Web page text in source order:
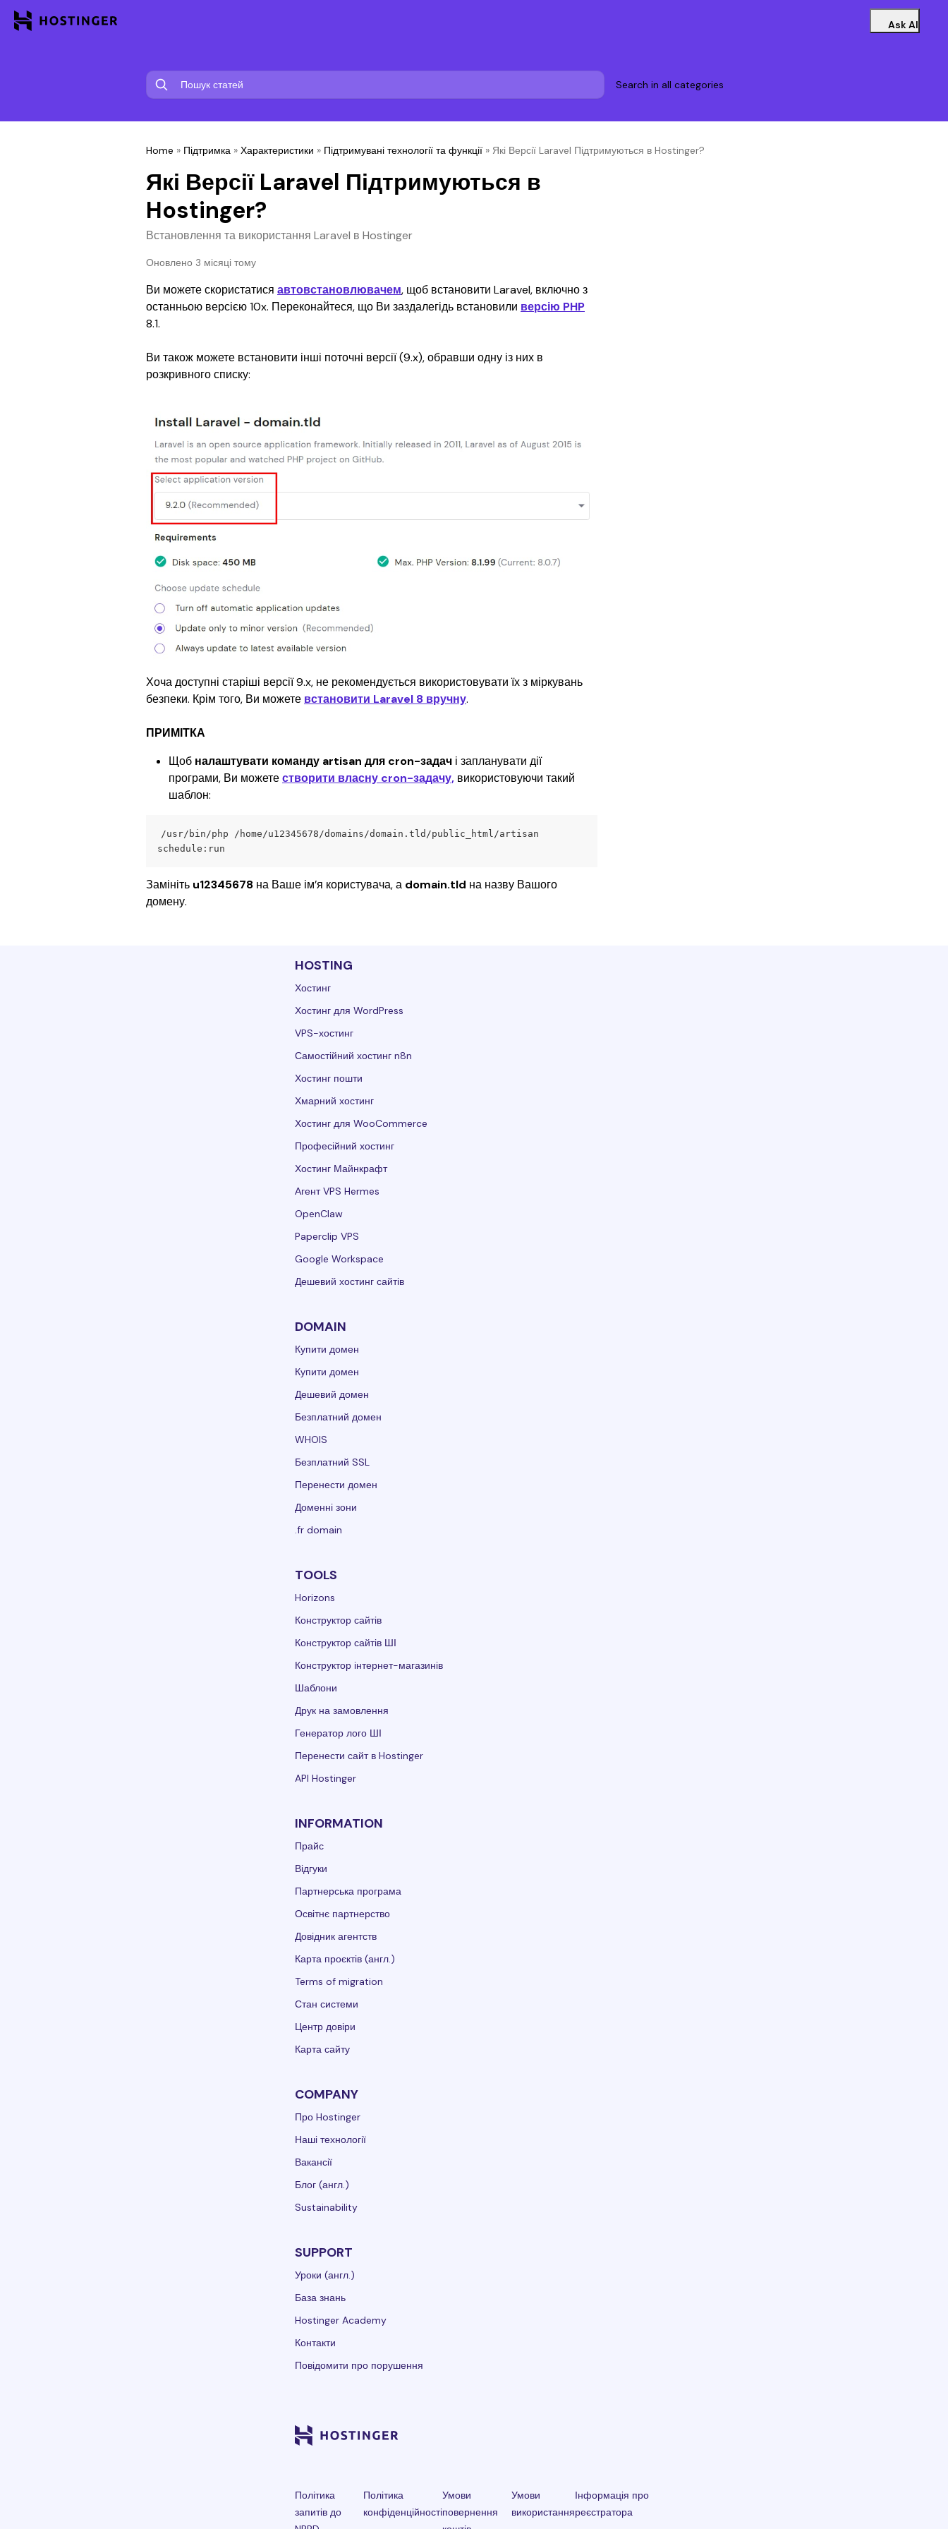
Ask AI
Search in all categories
Home » Підтримка » Характеристики » Підтримувані технології та функції » Які Версії Laravel Підтримуються в Hostinger?
Які Версії Laravel Підтримуються в
Hostinger?
Встановлення та використання Laravel в Hostinger
Оновлено 3 місяці тому
Ви можете скористатися автовстановлювачем, щоб встановити Laravel, включно з
останньою версією 10x. Переконайтеся, що Ви заздалегідь встановили версію PHP
8.1.
Ви також можете встановити інші поточні версії (9.x), обравши одну із них в
розкривного списку:
Хоча доступні старіші версії 9.x, не рекомендується використовувати їх з міркувань
безпеки. Крім того, Ви можете встановити Laravel 8 вручну.
ПРИМІТКА
Щоб налаштувати команду artisan для cron-задач і запланувати дії
програми, Ви можете створити власну cron-задачу, використовуючи такий
шаблон:
/usr/bin/php /home/u12345678/domains/domain.tld/public_html/artisan
schedule:run
Замініть u12345678 на Ваше ім’я користувача, а domain.tld на назву Вашого
домену.
HOSTING
Хостинг
Хостинг для WordPress
VPS-хостинг
Самостійний хостинг n8n
Хостинг пошти
Хмарний хостинг
Хостинг для WooCommerce
Професійний хостинг
Хостинг Майнкрафт
Агент VPS Hermes
OpenClaw
Paperclip VPS
Google Workspace
Дешевий хостинг сайтів
DOMAIN
Купити домен
Купити домен
Дешевий домен
Безплатний домен
WHOIS
Безплатний SSL
Перенести домен
Доменні зони
.fr domain
TOOLS
Horizons
Конструктор сайтів
Конструктор сайтів ШІ
Конструктор інтернет-магазинів
Шаблони
Друк на замовлення
Генератор лого ШІ
Перенести сайт в Hostinger
API Hostinger
INFORMATION
Прайс
Відгуки
Партнерська програма
Освітнє партнерство
Довідник агентств
Карта проєктів (англ.)
Terms of migration
Стан системи
Центр довіри
Карта сайту
COMPANY
Про Hostinger
Наші технології
Вакансії
Блог (англ.)
Sustainability
SUPPORT
Уроки (англ.)
База знань
Hostinger Academy
Контакти
Повідомити про порушення
Політика
запитів до
Політика
конфіденційності
Умови
повернення
Умови
використання
Інформація про
реєстратора